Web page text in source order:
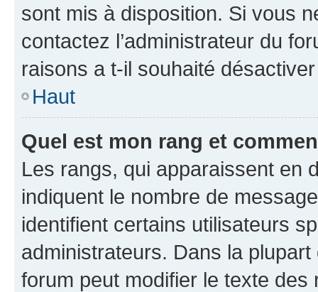
sont mis à disposition. Si vous
contactez l’administrateur du
raisons a t-il souhaité
Haut
Quel est mon rang et
Les rangs, qui apparaissent en
indiquent le nombre de
identifient certains utilisateurs
administrateurs. Dans la
forum peut modifier le texte